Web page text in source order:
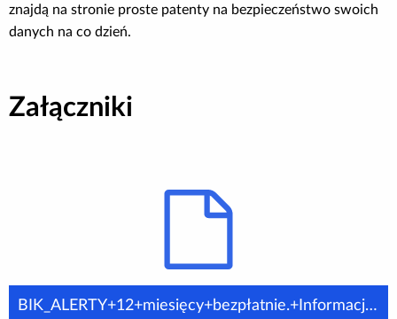
znajdą na stronie proste patenty na bezpieczeństwo swoich
danych na co dzień.
Załączniki
BIK_ALERTY+12+miesięcy+bezpłatnie.+Informacja+prasowa_26.08.2016+r..doc